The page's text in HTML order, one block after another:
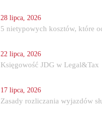
28 lipca, 2026
5 nietypowych kosztów, które
22 lipca, 2026
Księgowość JDG w Legal&Tax
17 lipca, 2026
Zasady rozliczania wyjazdów